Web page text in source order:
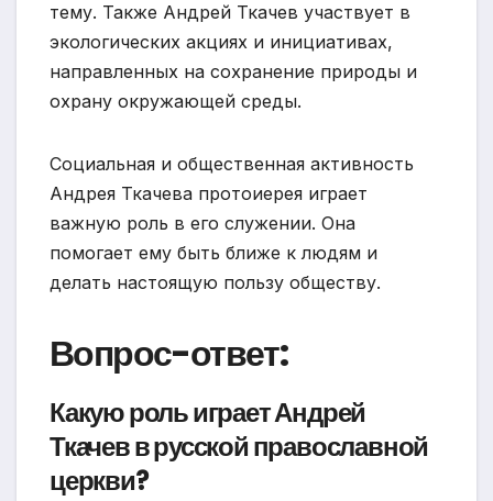
тему. Также Андрей Ткачев участвует в
экологических акциях и инициативах,
направленных на сохранение природы и
охрану окружающей среды.
Социальная и общественная активность
Андрея Ткачева протоиерея играет
важную роль в его служении. Она
помогает ему быть ближе к людям и
делать настоящую пользу обществу.
Вопрос-ответ:
Какую роль играет Андрей
Ткачев в русской православной
церкви?